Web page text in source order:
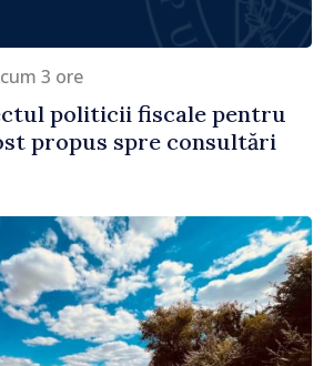
3 ore
politicii fiscale pentru
propus spre consultări